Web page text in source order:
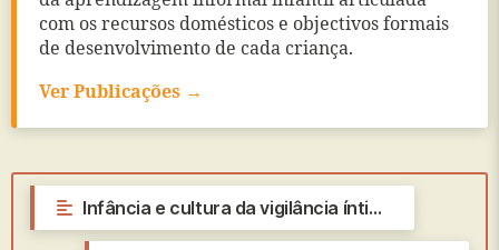
com os recursos domésticos e objectivos formais
de desenvolvimento de cada criança.
Ver Publicações →
Infância e cultura da vigilância íntima